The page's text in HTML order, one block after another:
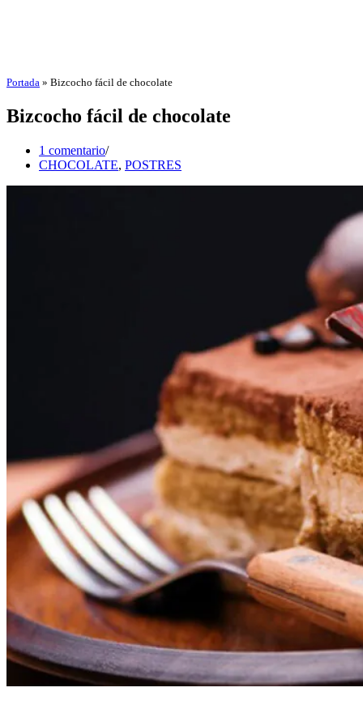
Portada » Bizcocho fácil de chocolate
Bizcocho fácil de chocolate
1 comentario
CHOCOLATE, POSTRES